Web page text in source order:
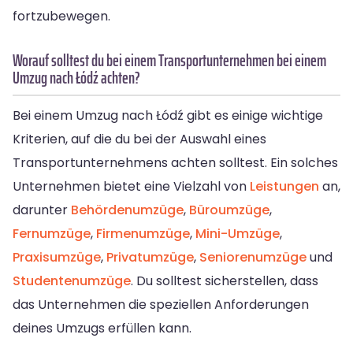
fortzubewegen.
Worauf solltest du bei einem Transportunternehmen bei einem
Umzug nach Łódź achten?
Bei einem Umzug nach Łódź gibt es einige wichtige
Kriterien, auf die du bei der Auswahl eines
Transportunternehmens achten solltest. Ein solches
Unternehmen bietet eine Vielzahl von Leistungen an,
darunter Behördenumzüge, Büroumzüge,
Fernumzüge, Firmenumzüge, Mini-Umzüge,
Praxisumzüge, Privatumzüge, Seniorenumzügeund
Studentenumzüge. Du solltest sicherstellen, dass
das Unternehmen die speziellen Anforderungen
deines Umzugs erfüllen kann.